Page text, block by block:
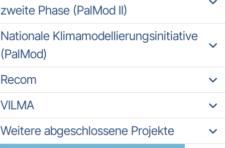
zweite Phase (PalMod II)
Nationale Klimamodellierungsinitiative
(PalMod)
Recom
VILMA
Weitere abgeschlossene Projekte